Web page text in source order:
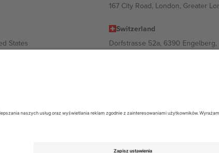
167 City Road, London, Greater
States
Switzerland
Dorfstrasse 52a, 6390
de México, CDMX, Mexico
Wszelkie prawa zastrzeżone.